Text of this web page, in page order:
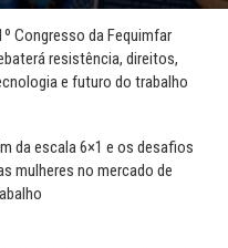
Congresso da Fequimfar
resistência, direitos,
e futuro do trabalho
da escala 6×1 e os desafios
mulheres no mercado de